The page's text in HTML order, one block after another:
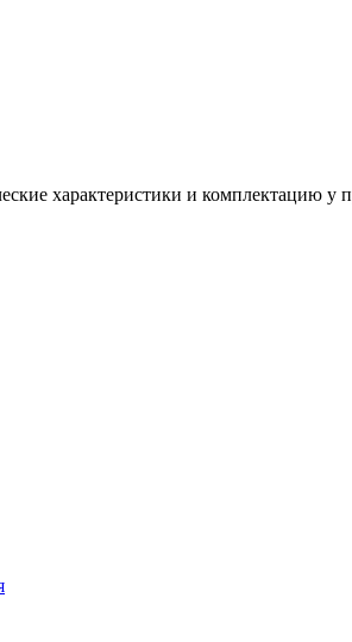
характеристики и комплектацию у